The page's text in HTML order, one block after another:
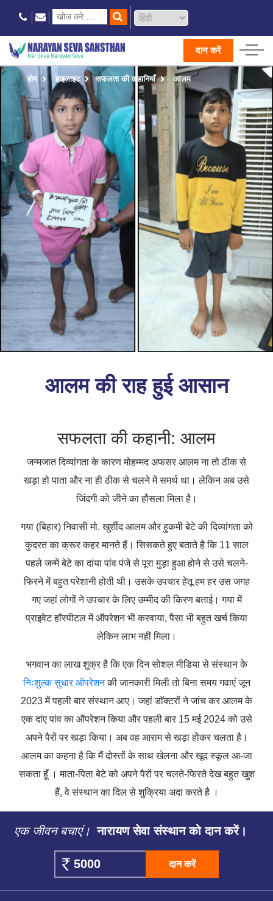
दान करें
होम हाइलाइट सफलता की कहानियाँ आलम
आलम की राह हुई आसान
सफलता की कहानी: आलम
जन्मजात दिव्यांगता के कारण मोहम्मद अफसर आलम ना तो ठीक से
खड़ा हो पाता और ना ही ठीक से चलने में समर्थ था। लेकिन अब उसे
जिंदगी को जीने का हौसला मिला है।
गया (बिहार) निवासी मो. खुर्शीद आलम और हुकमी बेटे की दिव्यांगता को
कुदरत का क्रूर कहर मानते हैं। सिसकते हुए बताते है कि 11 साल
पहले जन्में बेटे का दांया पांव पंजे से पूरा मुड़ा हुआ होने से उसे चलने-
फिरने में बहुत परेशानी होती थी। उसके उपचार हेतू हम हर उस जगह
गए जहां लोगों ने उपचार के लिए उम्मीद की किरण बताई। गया में
प्राइवेट हाॅस्पीटल में ऑपरेशन भी करवाया, पैसा भी बहुत खर्च किया
लेकिन लाभ नहीं मिला।
भगवान का लाख शुक्र है कि एक दिन सोशल मीडिया से संस्थान के
निःशुल्क सुधार ऑपरेशनकी जानकारी मिली तो बिना समय गवाएं जून
2023 में पहली बार संस्थान आए। जहां डाॅक्टरों ने जांच कर आलम के
एक दांए पांव का ऑपरेशन किया और पहली बार 15 मई 2024 को उसे
अपने पैरों पर खड़ा किया। अब वह आराम से खड़ा होेकर चलता है।
आलम का कहना है कि मैं दोस्तों के साथ खेलना और खूद स्कूल आ-जा
सकता हूँ । माता-पिता बेटे को अपने पैरों पर चलते-फिरते देख बहुत खुश
हैं, वे संस्थान का दिल से शुक्रिया अदा करते है ।
एक जीवन बचाएं। नारायण सेवा संस्थान को दान करें।
दान करें